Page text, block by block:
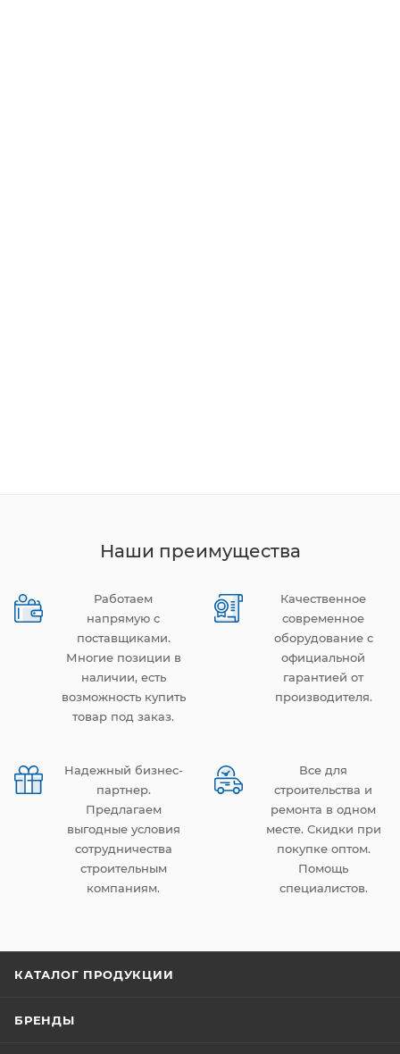
Наши преимущества
Работаем
напрямую с
поставщиками.
Многие позиции в
наличии, есть
возможность купить
товар под заказ.
Качественное
современное
оборудование с
официальной
гарантией от
производителя.
Надежный бизнес-
партнер.
Предлагаем
выгодные условия
сотрудничества
строительным
компаниям.
Все для
строительства и
ремонта в одном
месте. Скидки при
покупке оптом.
Помощь
специалистов.
КАТАЛОГ ПРОДУКЦИИ
БРЕНДЫ